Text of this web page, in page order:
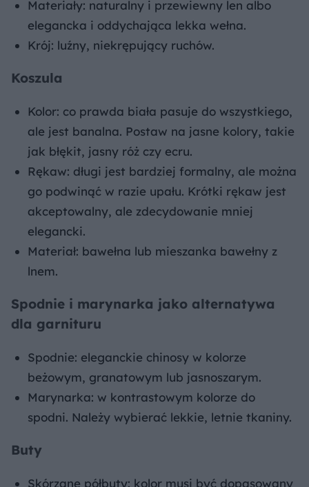
Materiały: naturalny i przewiewny len albo
elegancka i oddychająca lekka wełna.
Krój: luźny, niekrępujący ruchów.
Koszula
Kolor: co prawda biała pasuje do wszystkiego,
ale jest banalna. Postaw na jasne kolory, takie
jak błękit, jasny róż czy ecru.
Rękaw: długi jest bardziej formalny, ale można
go podwinąć w razie upału. Krótki rękaw jest
akceptowalny, ale zdecydowanie mniej
elegancki.
Materiał: bawełna lub mieszanka bawełny z
lnem.
Spodnie i marynarka jako alternatywa
dla garnituru
Spodnie: eleganckie chinosy w kolorze
beżowym, granatowym lub jasnoszarym.
Marynarka: w kontrastowym kolorze do
spodni. Należy wybierać lekkie, letnie tkaniny.
Buty
Skórzane półbuty: kolor musi być dopasowany